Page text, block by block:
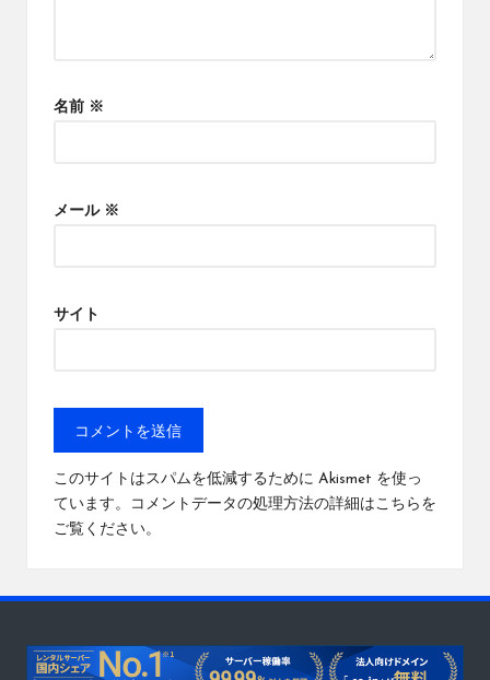
名前 ※
メール ※
サイト
このサイトはスパムを低減するために Akismet を使っ
ています。
コメントデータの処理方法の詳細はこちらを
ご覧ください。